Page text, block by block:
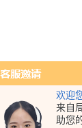
欢迎
来自
助您